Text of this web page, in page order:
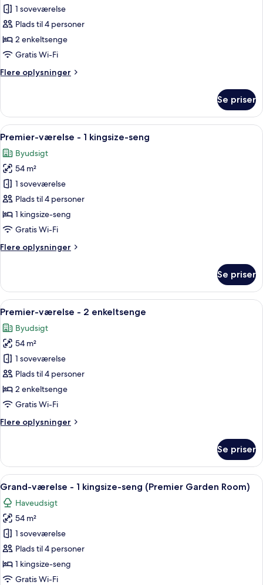
Deluxe-
suite
-
2
1 soveværelse
Plads til 4 personer
2 enkeltsenge
Gratis Wi-Fi
Flere oplysninger
Flere
suite
2
Se priser
Indlæs
alle
billeder
af
Premier-
værelse
-
1
seng
Et moderne hotelværelse med en
12
Premier-værelse - 1 kingsize-seng
Byudsigt
54 m²
1 soveværelse
Plads til 4 personer
1 kingsize-seng
Gratis Wi-Fi
Flere oplysninger
Flere
værelse
1
seng
Se priser
Indlæs
alle
billeder
af
Premier-
værelse
-
2
Et hotelværelse med en stor seng,
11
Premier-værelse - 2 enkeltsenge
Byudsigt
54 m²
1 soveværelse
Plads til 4 personer
2 enkeltsenge
Gratis Wi-Fi
Flere oplysninger
Flere
værelse
2
Se priser
Indlæs
alle
billeder
af
Grand-
værelse
-
1
Et moderne hotelværelse med en
14
Grand-værelse - 1 kingsize-seng (Premier Garden Room)
Haveudsigt
54 m²
1 soveværelse
Plads til 4 personer
1 kingsize-seng
Gratis Wi-Fi